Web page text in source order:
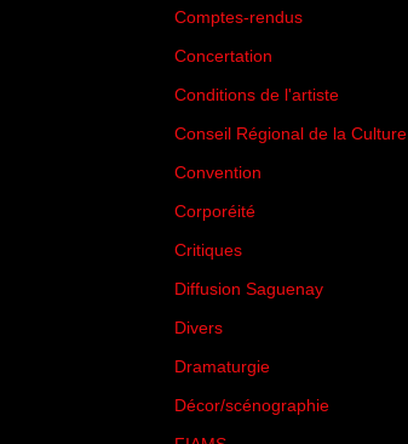
Comptes-rendus
Concertation
Conditions de l'artiste
Conseil Régional de la Culture
Convention
Corporéité
Critiques
Diffusion Saguenay
Divers
Dramaturgie
Décor/scénographie